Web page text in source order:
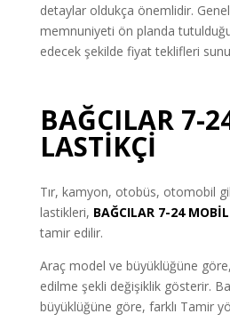
detaylar oldukça önemlidir.
memnuniyeti ön planda
edecek şekilde fiyat teklifleri
BAĞCILAR 7-
LASTİKÇİ
Tır, kamyon, otobüs, otomobil
lastikleri, BAĞCILAR 7-24
tamir edilir.
Araç model ve büyüklüğüne
edilme şekli değişiklik gösterir.
büyüklüğüne göre, farklı Tamir